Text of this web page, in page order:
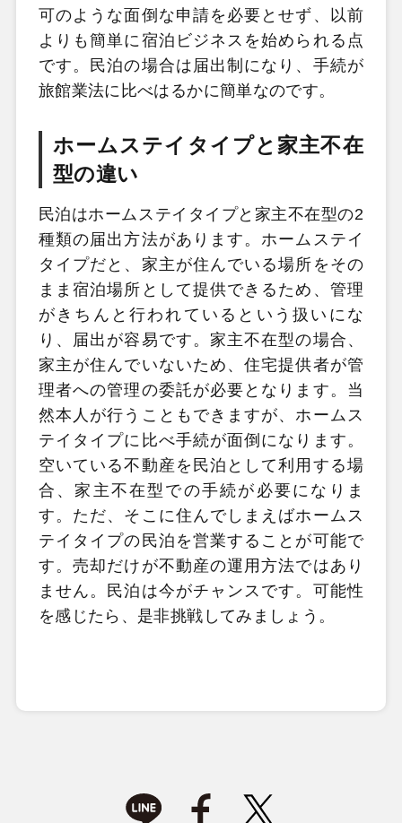
可のような面倒な申請を必要とせず、以前
よりも簡単に宿泊ビジネスを始められる点
です。民泊の場合は届出制になり、手続が
旅館業法に比べはるかに簡単なのです。
ホームステイタイプと家主不在
型の違い
民泊はホームステイタイプと家主不在型の2
種類の届出方法があります。ホームステイ
タイプだと、家主が住んでいる場所をその
まま宿泊場所として提供できるため、管理
がきちんと行われているという扱いにな
り、届出が容易です。家主不在型の場合、
家主が住んでいないため、住宅提供者が管
理者への管理の委託が必要となります。当
然本人が行うこともできますが、ホームス
テイタイプに比べ手続が面倒になります。
空いている不動産を民泊として利用する場
合、家主不在型での手続が必要になりま
す。ただ、そこに住んでしまえばホームス
テイタイプの民泊を営業することが可能で
す。売却だけが不動産の運用方法ではあり
ません。民泊は今がチャンスです。可能性
を感じたら、是非挑戦してみましょう。